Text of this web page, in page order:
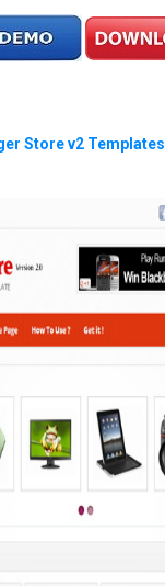
Store v2 Templates